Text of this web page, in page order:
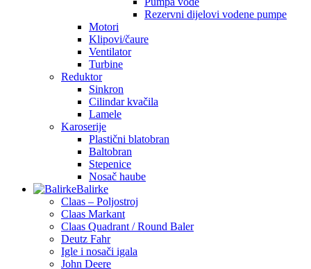
Rezervni dijelovi vodene pumpe
Motori
Klipovi/čaure
Ventilator
Turbine
Reduktor
Sinkron
Cilindar kvačila
Lamele
Karoserije
Plastični blatobran
Baltobran
Stepenice
Nosač haube
Balirke
Claas – Poljostroj
Claas Markant
Claas Quadrant / Round Baler
Deutz Fahr
Igle i nosači igala
John Deere